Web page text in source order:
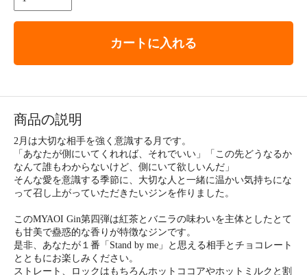
カートに入れる
商品の説明
2月は大切な相手を強く意識する月です。
「あなたが側にいてくれれば、それでいい」「この先どうなるか
なんて誰もわからないけど、側にいて欲しいんだ」
そんな愛を意識する季節に、大切な人と一緒に温かい気持ちにな
って召し上がっていただきたいジンを作りました。
このMYAOI Gin第四弾は紅茶とバニラの味わいを主体としたとて
も甘美で蠱惑的な香りが特徴なジンです。
是非、あなたが１番「Stand by me」と思える相手とチョコレート
とともにお楽しみください。
ストレート、ロックはもちろんホットココアやホットミルクと割